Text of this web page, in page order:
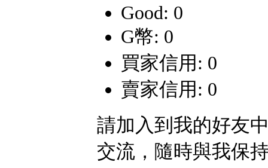
Good: 0
G幣: 0
買家信用: 0
賣家信用: 0
請加入到我的好友
交流，隨時與我保